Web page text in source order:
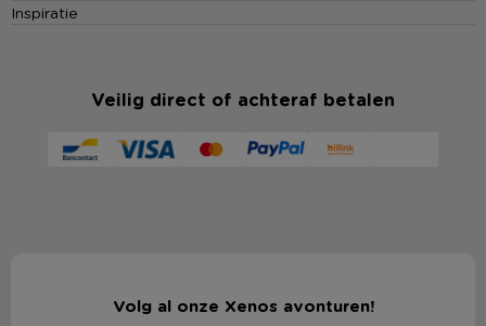
Inspiratie
Veilig direct of achteraf betalen
Volg al onze Xenos avonturen!